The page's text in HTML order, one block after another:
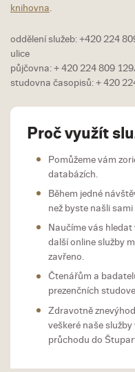
knihovna.
oddělení služeb: +420 224
ulice
půjčovna: + 420 224 809
studovna časopisů: + 420
Proč využít
Pomůžeme vám
databázích.
Během jedné
než byste našli
Naučíme vás
další online služby
zavřeno.
Čtenářům a
prezenčních
Zdravotně
veškeré naše
průchodu do